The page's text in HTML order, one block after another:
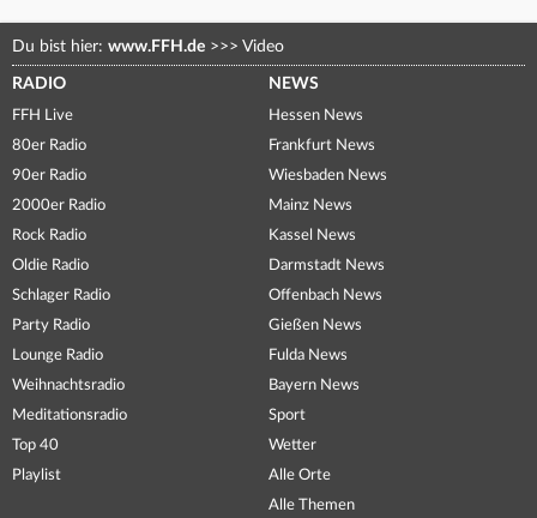
Du bist hier: www.FFH.de >>> Video
RADIO
FFH Live
80er Radio
90er Radio
2000er Radio
Rock Radio
Oldie Radio
Schlager Radio
Party Radio
Lounge Radio
Weihnachtsradio
Meditationsradio
Top 40
Playlist
NEWS
Hessen News
Frankfurt News
Wiesbaden News
Mainz News
Kassel News
Darmstadt News
Offenbach News
Gießen News
Fulda News
Bayern News
Sport
Wetter
Alle Orte
Alle Themen